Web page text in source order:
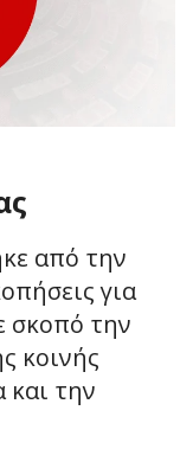
από την
για
σκοπό την
κοινής
και την